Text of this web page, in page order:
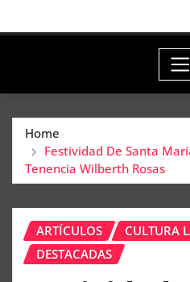
Home
Festividad De Santa
Tenencia Wilberth Rosas
ARTÍCULOS
CULTURA
DESTACADAS